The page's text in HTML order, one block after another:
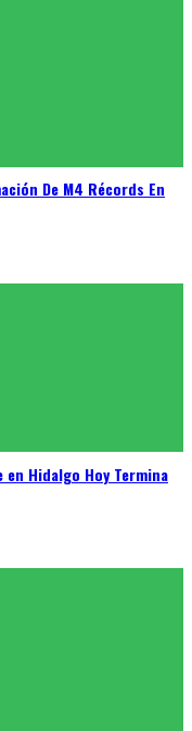
De M4 Récords En
Hidalgo Hoy Termina